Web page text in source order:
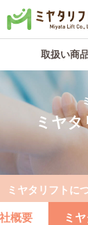
取扱い商
ミヤ
ミヤタリフトに
概要 ミ